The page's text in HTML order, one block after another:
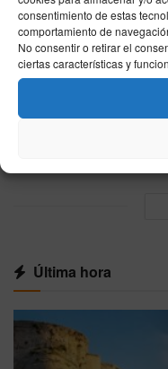
consentimiento de estas
comportamiento de
No consentir o retirar el
ciertas características y
Junts
menores
05/08/2026
en
piense por
Última hora